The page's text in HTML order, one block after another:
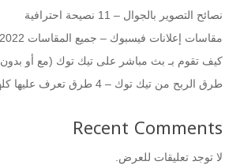
نصائح التصوير بالجوال – 11 نصيحة احترافية
مقاسات إعلانات فيسبوك – جميع المقاسات 2022
كيف تقوم بـ بث مباشر على تيك توك (مع أو بدون 1000 متابع)
طرق الربح من تيك توك – 4 طرق تعرف عليها كلها
Recent Comments
لا توجد تعليقات للعرض.